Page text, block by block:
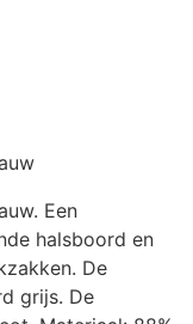
Een
halsboord en
De
grijs. De